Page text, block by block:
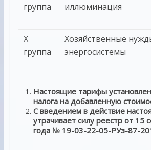
группа
иллюминация
X
группа
Хозяйственные
энергосистемы
Настоящие тарифы
налога на добавленную
С введением в действие
утрачивает силу реестр от 15
года № 19-03-22-05-РУз-87-